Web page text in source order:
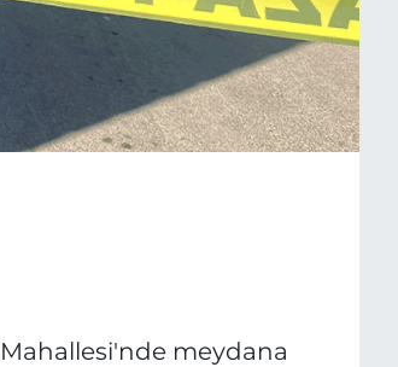
meydana